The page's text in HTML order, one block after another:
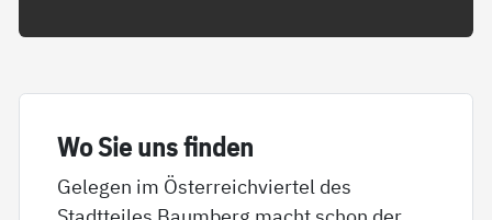
Wo Sie uns fin­den
Gelegen im Österreichviertel des